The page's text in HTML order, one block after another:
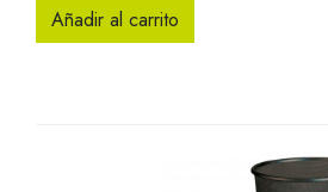
Añadir al carrito